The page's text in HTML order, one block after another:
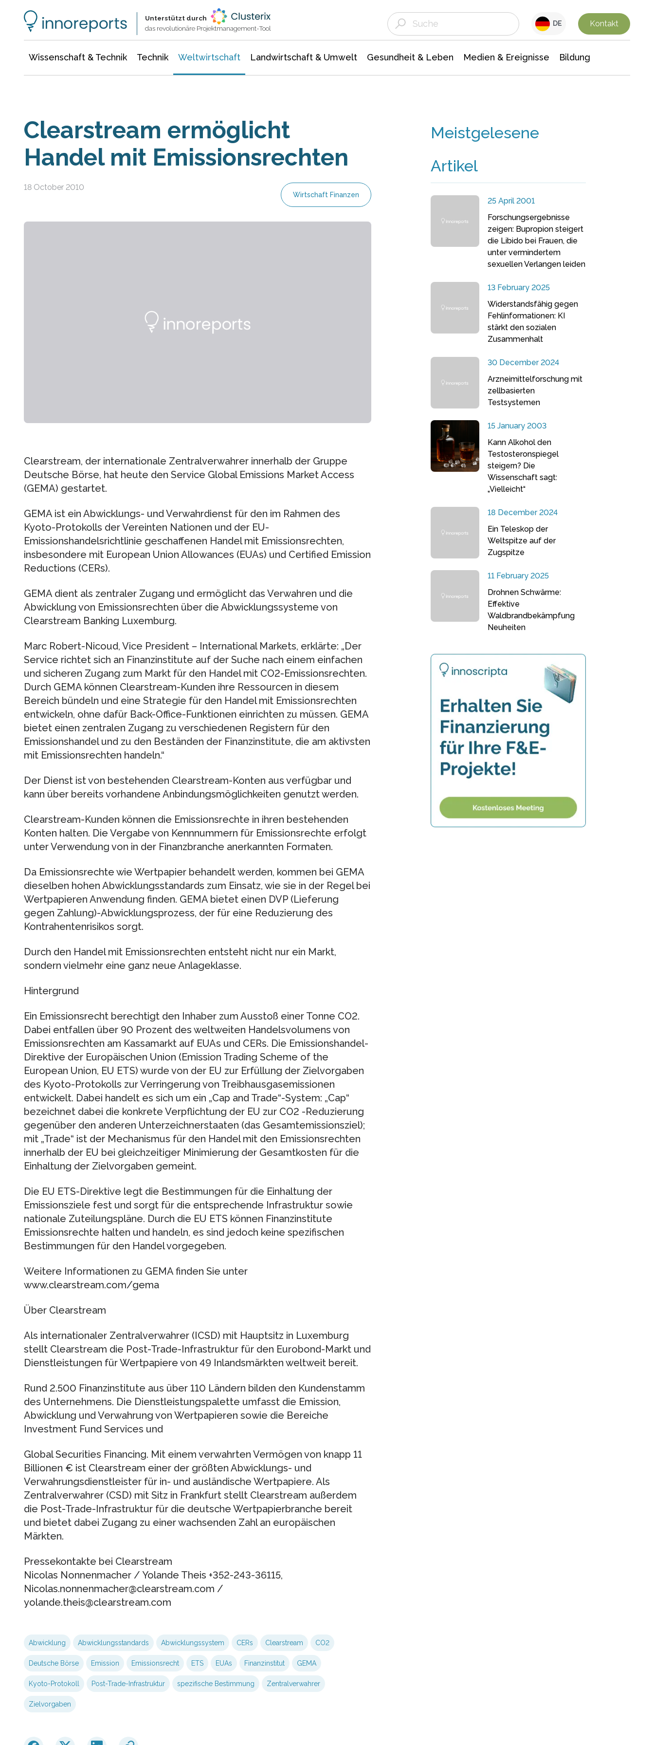
Unterstützt durch
das revolutionäre Projektmanagement-Tool
DE Kontakt
Wissenschaft & Technik Technik Weltwirtschaft Landwirtschaft & Umwelt Gesundheit & Leben Medien & Ereignisse Bildung
Clearstream ermöglicht
Handel mit Emissionsrechten
18 October 2010
Wirtschaft Finanzen
Clearstream, der internationale Zentralverwahrer innerhalb der Gruppe
Deutsche Börse, hat heute den Service Global Emissions Market Access
(GEMA) gestartet.
GEMA ist ein Abwicklungs- und Verwahrdienst für den im Rahmen des
Kyoto-Protokolls der Vereinten Nationen und der EU-
Emissionshandelsrichtlinie geschaffenen Handel mit Emissionsrechten,
insbesondere mit European Union Allowances (EUAs) und Certified Emission
Reductions (CERs).
GEMA dient als zentraler Zugang und ermöglicht das Verwahren und die
Abwicklung von Emissionsrechten über die Abwicklungssysteme von
Clearstream Banking Luxemburg.
Marc Robert-Nicoud, Vice President – International Markets, erklärte: „Der
Service richtet sich an Finanzinstitute auf der Suche nach einem einfachen
und sicheren Zugang zum Markt für den Handel mit CO2-Emissionsrechten.
Durch GEMA können Clearstream-Kunden ihre Ressourcen in diesem
Bereich bündeln und eine Strategie für den Handel mit Emissionsrechten
entwickeln, ohne dafür Back-Office-Funktionen einrichten zu müssen. GEMA
bietet einen zentralen Zugang zu verschiedenen Registern für den
Emissionshandel und zu den Beständen der Finanzinstitute, die am aktivsten
mit Emissionsrechten handeln.“
Der Dienst ist von bestehenden Clearstream-Konten aus verfügbar und
kann über bereits vorhandene Anbindungsmöglichkeiten genutzt werden.
Clearstream-Kunden können die Emissionsrechte in ihren bestehenden
Konten halten. Die Vergabe von Kennnummern für Emissionsrechte erfolgt
unter Verwendung von in der Finanzbranche anerkannten Formaten.
Da Emissionsrechte wie Wertpapier behandelt werden, kommen bei GEMA
dieselben hohen Abwicklungsstandards zum Einsatz, wie sie in der Regel bei
Wertpapieren Anwendung finden. GEMA bietet einen DVP (Lieferung
gegen Zahlung)-Abwicklungsprozess, der für eine Reduzierung des
Kontrahentenrisikos sorgt.
Durch den Handel mit Emissionsrechten entsteht nicht nur ein Markt,
sondern vielmehr eine ganz neue Anlageklasse.
Hintergrund
Ein Emissionsrecht berechtigt den Inhaber zum Ausstoß einer Tonne CO2.
Dabei entfallen über 90 Prozent des weltweiten Handelsvolumens von
Emissionsrechten am Kassamarkt auf EUAs und CERs. Die Emissionshandel-
Direktive der Europäischen Union (Emission Trading Scheme of the
European Union, EU ETS) wurde von der EU zur Erfüllung der Zielvorgaben
des Kyoto-Protokolls zur Verringerung von Treibhausgasemissionen
entwickelt. Dabei handelt es sich um ein „Cap and Trade“-System: „Cap“
bezeichnet dabei die konkrete Verpflichtung der EU zur CO2 -Reduzierung
gegenüber den anderen Unterzeichnerstaaten (das Gesamtemissionsziel);
mit „Trade“ ist der Mechanismus für den Handel mit den Emissionsrechten
innerhalb der EU bei gleichzeitiger Minimierung der Gesamtkosten für die
Einhaltung der Zielvorgaben gemeint.
Die EU ETS-Direktive legt die Bestimmungen für die Einhaltung der
Emissionsziele fest und sorgt für die entsprechende Infrastruktur sowie
nationale Zuteilungspläne. Durch die EU ETS können Finanzinstitute
Emissionsrechte halten und handeln, es sind jedoch keine spezifischen
Bestimmungen für den Handel vorgegeben.
Weitere Informationen zu GEMA finden Sie unter
www.clearstream.com/gema
Über Clearstream
Als internationaler Zentralverwahrer (ICSD) mit Hauptsitz in Luxemburg
stellt Clearstream die Post-Trade-Infrastruktur für den Eurobond-Markt und
Dienstleistungen für Wertpapiere von 49 Inlandsmärkten weltweit bereit.
Rund 2.500 Finanzinstitute aus über 110 Ländern bilden den Kundenstamm
des Unternehmens. Die Dienstleistungspalette umfasst die Emission,
Abwicklung und Verwahrung von Wertpapieren sowie die Bereiche
Investment Fund Services und
Global Securities Financing. Mit einem verwahrten Vermögen von knapp 11
Billionen € ist Clearstream einer der größten Abwicklungs- und
Verwahrungsdienstleister für in- und ausländische Wertpapiere. Als
Zentralverwahrer (CSD) mit Sitz in Frankfurt stellt Clearstream außerdem
die Post-Trade-Infrastruktur für die deutsche Wertpapierbranche bereit
und bietet dabei Zugang zu einer wachsenden Zahl an europäischen
Märkten.
Pressekontakte bei Clearstream
Nicolas Nonnenmacher / Yolande Theis +352-243-36115,
Nicolas.nonnenmacher@clearstream.com /
yolande.theis@clearstream.com
Abwicklung Abwicklungsstandards Abwicklungssystem CERs Clearstream CO2
Deutsche Börse Emission Emissionsrecht ETS EUAs Finanzinstitut GEMA
Kyoto-Protokoll Post-Trade-Infrastruktur spezifische Bestimmung Zentralverwahrer
Zielvorgaben
Meistgelesene
Artikel
25 April 2001
Forschungsergebnisse
zeigen: Bupropion steigert
die Libido bei Frauen, die
unter vermindertem
sexuellen Verlangen leiden
13 February 2025
Widerstandsfähig gegen
Fehlinformationen: KI
stärkt den sozialen
Zusammenhalt
30 December 2024
Arzneimittelforschung mit
zellbasierten
Testsystemen
15 January 2003
Kann Alkohol den
Testosteronspiegel
steigern? Die
Wissenschaft sagt:
„Vielleicht“
18 December 2024
Ein Teleskop der
Weltspitze auf der
Zugspitze
11 February 2025
Drohnen Schwärme:
Effektive
Waldbrandbekämpfung
Neuheiten